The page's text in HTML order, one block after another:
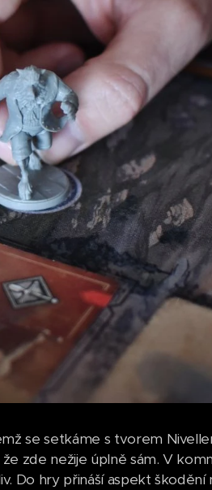
se setkáme s tvorem
zde nežije úplně sám. V
Do hry přináší aspekt škodění